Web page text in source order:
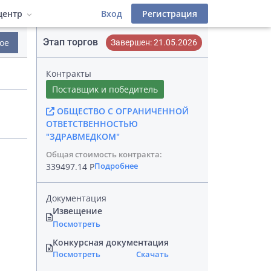
Лицензионный договор
Инструкции
Вход Регистрация
Этап торгов Завершен: 21.05.2026
Контракты
Поставщик и победитель
ОБЩЕСТВО С ОГРАНИЧЕННОЙ
ОТВЕТСТВЕННОСТЬЮ
"ЗДРАВМЕДКОМ"
Общая стоимость контракта:
339497.14 РПодробнее
Документация
Извещение
Посмотреть
Конкурсная документация
Посмотреть Скачать